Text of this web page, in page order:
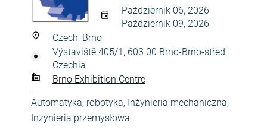
Październik 06, 2026
Październik 09, 2026
Czech, Brno
Výstaviště 405/1, 603 00 Brno-Brno-střed,
Czechia
Brno Exhibition Centre
Automatyka, robotyka, Inżynieria mechaniczna,
Inżynieria przemysłowa